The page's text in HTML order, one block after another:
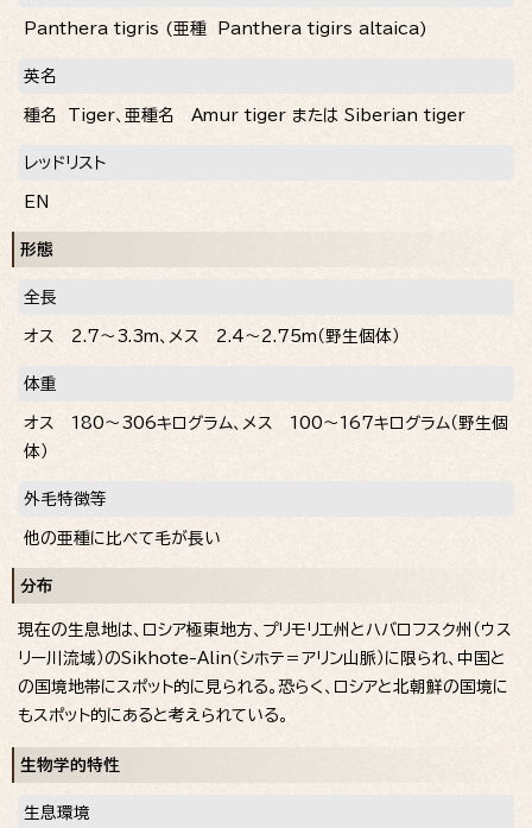
Panthera tigris (亜種 Panthera tigirs altaica)
英名
種名 Tiger、亜種名 Amur tiger または Siberian tiger
レッドリスト
EN
形態
全長
オス 2.7～3.3m、メス 2.4～2.75m（野生個体）
体重
オス 180～306キログラム、メス 100～167キログラム（野生個
体）
外毛特徴等
他の亜種に比べて毛が長い
分布
現在の生息地は、ロシア極東地方、プリモリエ州とハバロフスク州（ウス
リー川流域）のSikhote-Alin （シホテ＝アリン山脈）に限られ、中国と
の国境地帯にスポット的に見られる。恐らく、ロシアと北朝鮮の国境に
もスポット的にあると考えられている。
生物学的特性
生息環境